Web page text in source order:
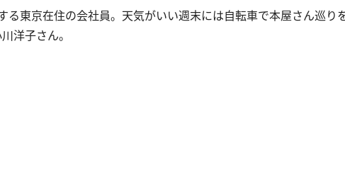
る東京在住の会社員。天気がいい週末には自転車で本屋さん巡り
洋子さん。